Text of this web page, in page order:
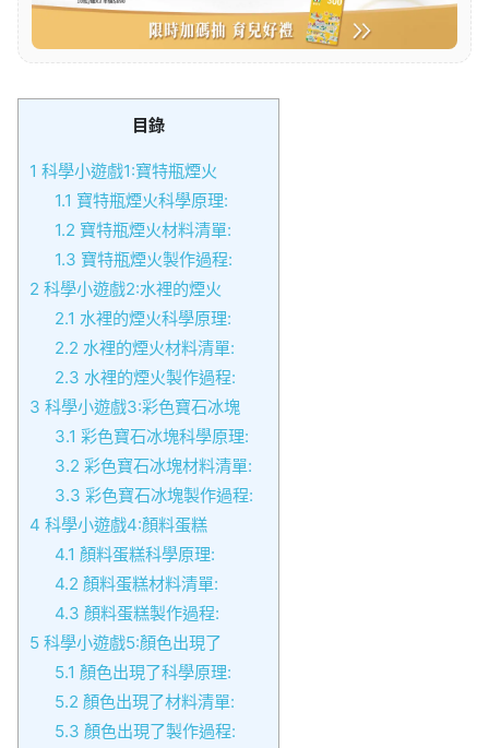
目錄
1 科學小遊戲1:寶特瓶煙火
1.1 寶特瓶煙火科學原理:
1.2 寶特瓶煙火材料清單:
1.3 寶特瓶煙火製作過程:
2 科學小遊戲2:水裡的煙火
2.1 水裡的煙火科學原理:
2.2 水裡的煙火材料清單:
2.3 水裡的煙火製作過程:
3 科學小遊戲3:彩色寶石冰塊
3.1 彩色寶石冰塊科學原理:
3.2 彩色寶石冰塊材料清單:
3.3 彩色寶石冰塊製作過程:
4 科學小遊戲4:顏料蛋糕
4.1 顏料蛋糕科學原理:
4.2 顏料蛋糕材料清單:
4.3 顏料蛋糕製作過程:
5 科學小遊戲5:顏色出現了
5.1 顏色出現了科學原理:
5.2 顏色出現了材料清單:
5.3 顏色出現了製作過程: